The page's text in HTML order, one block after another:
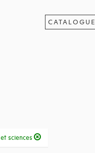
CATALOGUE
sciences